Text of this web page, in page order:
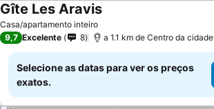
Casa/apartamento inteiro
Gîte Les AravisVer preços
9,7 Excelente 8 a 1.1 km de Centro da cidade
Selecione as datas para ver os preços
exatos.